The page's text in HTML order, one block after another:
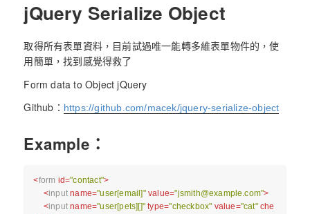
jQuery Serialize Object
取得所有表單資料，目前試過唯一能轉多維表單物件的，使
用簡單，找到感覺得救了
Form data to Object jQuery
Github： https://github.com/macek/jquery-serialize-object
Example：
<form id="contact">
<input name="user[email]" value="jsmith@example.com">
<input name="user[pets][]" type="checkbox" value="cat" che